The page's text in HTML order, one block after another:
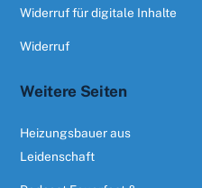
Widerruf für digitale Inhalte
Widerruf
Weitere Seiten
Heizungsbauer aus
Leidenschaft